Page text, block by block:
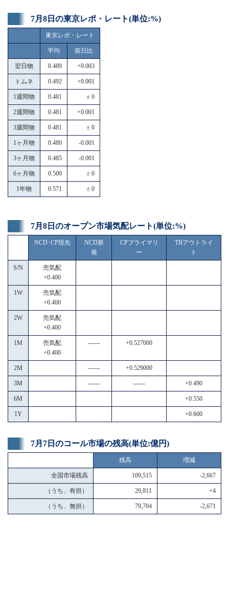
7月8日の東京レポ・レート(単位:%)
東京レポ・レート
平均 前日比
翌日物 0.489 +0.003
トムネ 0.492 +0.001
1週間物 0.481 ± 0
2週間物 0.481 +0.001
3週間物 0.481 ± 0
1ヶ月物 0.480 -0.001
3ヶ月物 0.485 -0.001
6ヶ月物 0.500 ± 0
1年物 0.571 ± 0
7月8日のオープン市場気配レート(単位:%)
NCD･CP現先
NCD新
発
CPプライマリ
ー
TBアウトライ
ト
S/N
売気配
+0.400
1W
売気配
+0.400
2W
売気配
+0.400
1M
売気配
+0.400
------ +0.527000
2M ------ +0.529000
3M ------ ------ +0.490
6M +0.550
1Y +0.600
7月7日のコール市場の残高(単位:億円)
残高 増減
全国市場残高 109,515 -2,667
（うち、有担） 29,811 +4
（うち、無担） 79,704 -2,671